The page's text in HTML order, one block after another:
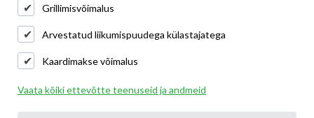
Grillimisvõimalus
Arvestatud liikumispuudega külastajatega
Kaardimakse võimalus
Vaata kõiki ettevõtte teenuseid ja andmeid